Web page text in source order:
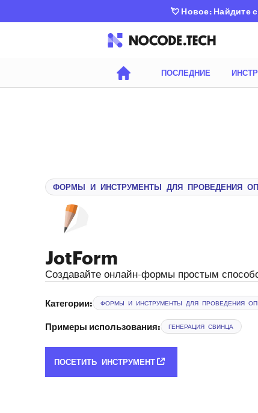
💘 Новое: Найдите
ПОСЛЕДНИЕ
ФОРМЫ И ИНСТРУМЕНТЫ ДЛЯ ПРОВЕДЕНИЯ
JotForm
Создавайте онлайн-формы простым
Категории: ФОРМЫ И ИНСТРУМЕНТЫ ДЛЯ ПРОВЕДЕНИЯ
Примеры использования: ГЕНЕРАЦИЯ СВИНЦА
ПОСЕТИТЬ ИНСТРУМЕНТ